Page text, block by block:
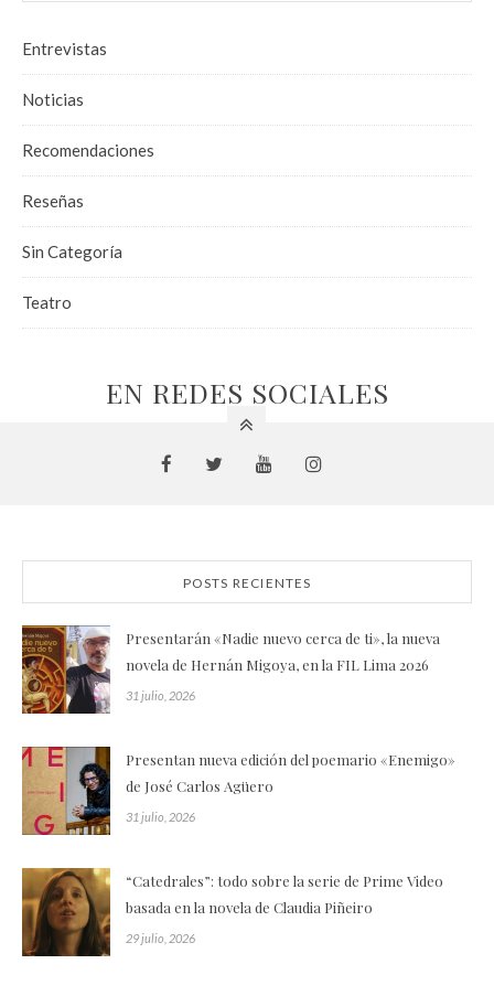
Entrevistas
Noticias
Recomendaciones
Reseñas
Sin Categoría
Teatro
EN REDES SOCIALES
POSTS RECIENTES
Presentarán «Nadie nuevo cerca de ti», la nueva
novela de Hernán Migoya, en la FIL Lima 2026
31 julio, 2026
Presentan nueva edición del poemario «Enemigo»
de José Carlos Agüero
31 julio, 2026
“Catedrales”: todo sobre la serie de Prime Video
basada en la novela de Claudia Piñeiro
29 julio, 2026